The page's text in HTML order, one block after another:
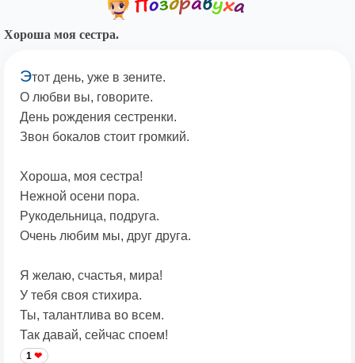
Хороша моя сестра.
Этот день, уже в зените.
О любви вы, говорите.
День рождения сестренки.
Звон бокалов стоит громкий.
Хороша, моя сестра!
Нежной осени пора.
Рукодельница, подруга.
Очень любим мы, друг друга.
Я желаю, счастья, мира!
У тебя своя стихира.
Ты, талантлива во всем.
Так давай, сейчас споем!
1